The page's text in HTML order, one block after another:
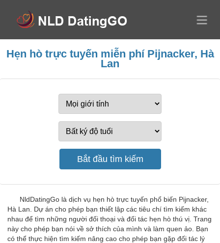
Hẹn hò trực tuyến miễn phí Pijnacker, Hà
Lan
NldDatingGo là dịch vụ hẹn hò trực tuyến phổ biến Pijnacker,
Hà Lan. Dự án cho phép bạn thiết lập các tiêu chí tìm kiếm khác
nhau để tìm những người đối thoại và đối tác hẹn hò thú vị. Trang
này cho phép bạn nói về sở thích của mình và làm quen ảo. Bạn
có thể thực hiện tìm kiếm nâng cao cho phép bạn gặp đối tác lý